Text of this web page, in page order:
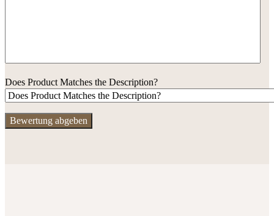
Does Product Matches the Description?